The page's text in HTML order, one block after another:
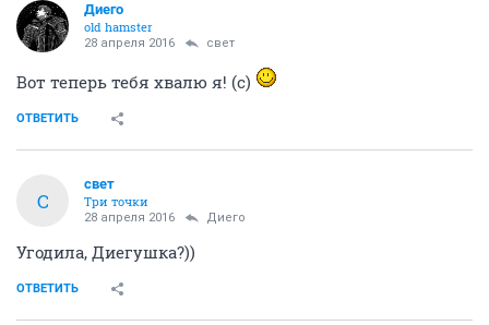
Диего
old hamster
28 апреля 2016 свет
Вот теперь тебя хвалю я! (с)
ОТВЕТИТЬ
С
свет
Три точки
28 апреля 2016 Диего
Угодила, Диегушка?))
ОТВЕТИТЬ